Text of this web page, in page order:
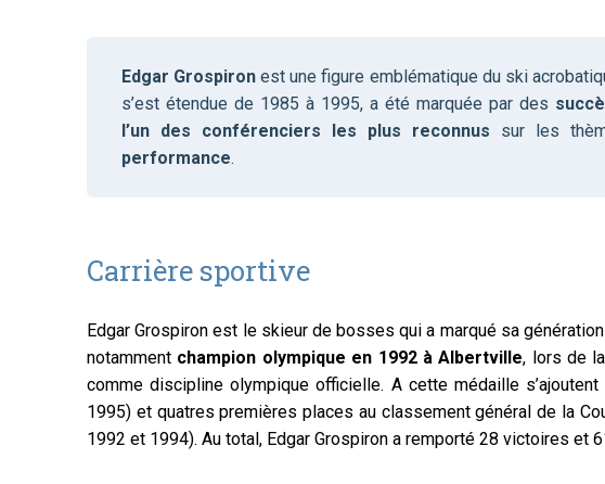
Motivation
Edgar Grospiron est une figure emblématique du ski
s’est étendue de 1985 à 1995, a été marquée par des
l’un des conférenciers les plus reconnus sur les
performance.
Carrière sportive
Edgar Grospiron est le skieur de bosses qui a marqué sa
notamment champion olympique en 1992 à Albertville, lors de
comme discipline olympique officielle. A cette médaille s’ajoutent
1995) et quatres premières places au classement général de la
1992 et 1994). Au total, Edgar Grospiron a remporté 28 victoires et